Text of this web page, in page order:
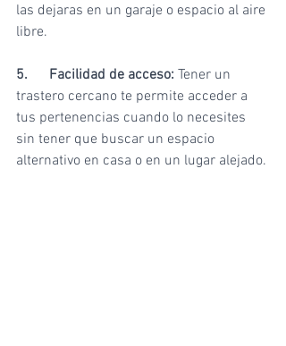
las dejaras en un garaje o espacio al aire
libre.
5. Facilidad de acceso: Tener un
trastero cercano te permite acceder a
tus pertenencias cuando lo necesites
sin tener que buscar un espacio
alternativo en casa o en un lugar alejado.